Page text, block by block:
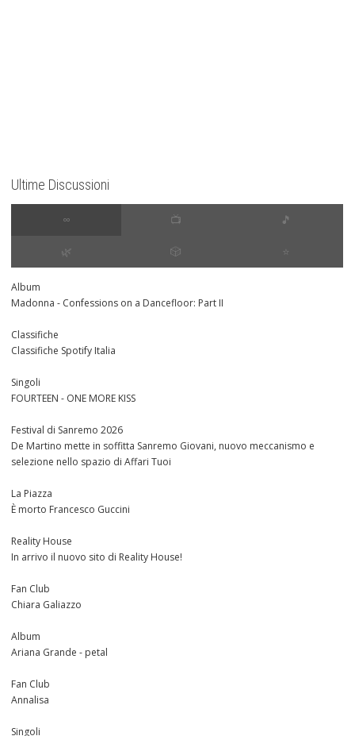
Ultime Discussioni
∞ 📺 🎵
🌿 🎲 ⭐️
Album
Madonna - Confessions on a Dancefloor: Part II
Classifiche
Classifiche Spotify Italia
Singoli
FOURTEEN - ONE MORE KISS
Festival di Sanremo 2026
De Martino mette in soffitta Sanremo Giovani, nuovo meccanismo e
selezione nello spazio di Affari Tuoi
La Piazza
È morto Francesco Guccini
Reality House
In arrivo il nuovo sito di Reality House!
Fan Club
Chiara Galiazzo
Album
Ariana Grande - petal
Fan Club
Annalisa
Singoli